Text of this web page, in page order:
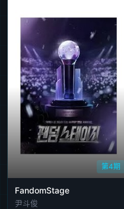
第4期
FandomStage
尹斗俊